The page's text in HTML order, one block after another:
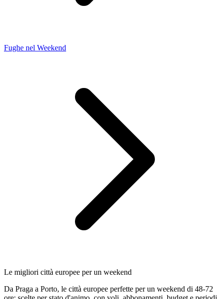
Fughe nel Weekend
Le migliori città europee per un weekend
Da Praga a Porto, le città europee perfette per un weekend di 48-72